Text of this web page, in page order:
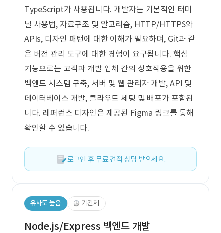
TypeScript가 사용됩니다. 개발자는 기본적인 터미
널 사용법, 자료구조 및 알고리즘, HTTP/HTTPS와
APIs, 디자인 패턴에 대한 이해가 필요하며, Git과 같
은 버전 관리 도구에 대한 경험이 요구됩니다. 핵심
기능으로는 고객과 개발 업체 간의 상호작용을 위한
백엔드 시스템 구축, 서버 및 웹 관리자 개발, API 및
데이터베이스 개발, 클라우드 세팅 및 배포가 포함됩
니다. 레퍼런스 디자인은 제공된 Figma 링크를 통해
확인할 수 있습니다.
로그인 후 무료 견적 상담 받으세요.
유사도 높음 기간제
Node.js/Express 백엔드 개발